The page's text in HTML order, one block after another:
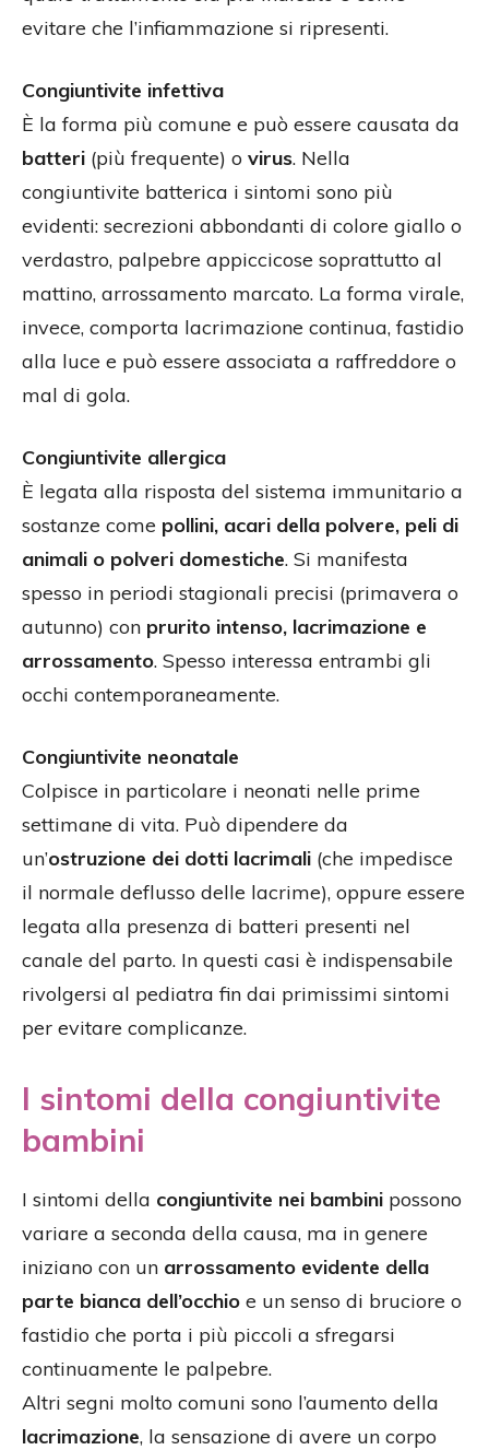
evitare che l’infiammazione si ripresenti.
Congiuntivite infettiva
È la forma più comune e può essere causata da
batteri (più frequente) o virus. Nella
congiuntivite batterica i sintomi sono più
evidenti: secrezioni abbondanti di colore giallo o
verdastro, palpebre appiccicose soprattutto al
mattino, arrossamento marcato. La forma virale,
invece, comporta lacrimazione continua, fastidio
alla luce e può essere associata a raffreddore o
mal di gola.
Congiuntivite allergica
È legata alla risposta del sistema immunitario a
sostanze come pollini, acari della polvere, peli di
animali o polveri domestiche. Si manifesta
spesso in periodi stagionali precisi (primavera o
autunno) con prurito intenso, lacrimazione e
arrossamento. Spesso interessa entrambi gli
occhi contemporaneamente.
Congiuntivite neonatale
Colpisce in particolare i neonati nelle prime
settimane di vita. Può dipendere da
un’ostruzione dei dotti lacrimali (che impedisce
il normale deflusso delle lacrime), oppure essere
legata alla presenza di batteri presenti nel
canale del parto. In questi casi è indispensabile
rivolgersi al pediatra fin dai primissimi sintomi
per evitare complicanze.
I sintomi della congiuntivite
bambini
I sintomi della congiuntivite nei bambini possono
variare a seconda della causa, ma in genere
iniziano con un arrossamento evidente della
parte bianca dell’occhio e un senso di bruciore o
fastidio che porta i più piccoli a sfregarsi
continuamente le palpebre.
Altri segni molto comuni sono l’aumento della
lacrimazione, la sensazione di avere un corpo